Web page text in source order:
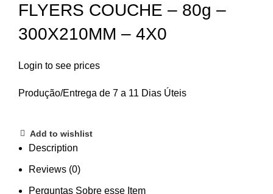
FLYERS COUCHE – 80g –
300X210MM – 4X0
Login to see prices
Produção/Entrega de 7 a 11 Dias Úteis
Add to wishlist
Description
Reviews (0)
Perguntas Sobre esse Item